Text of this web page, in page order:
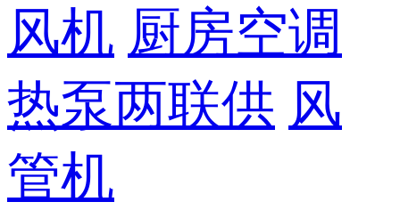
风机 厨房空调
热泵两联供 风
管机